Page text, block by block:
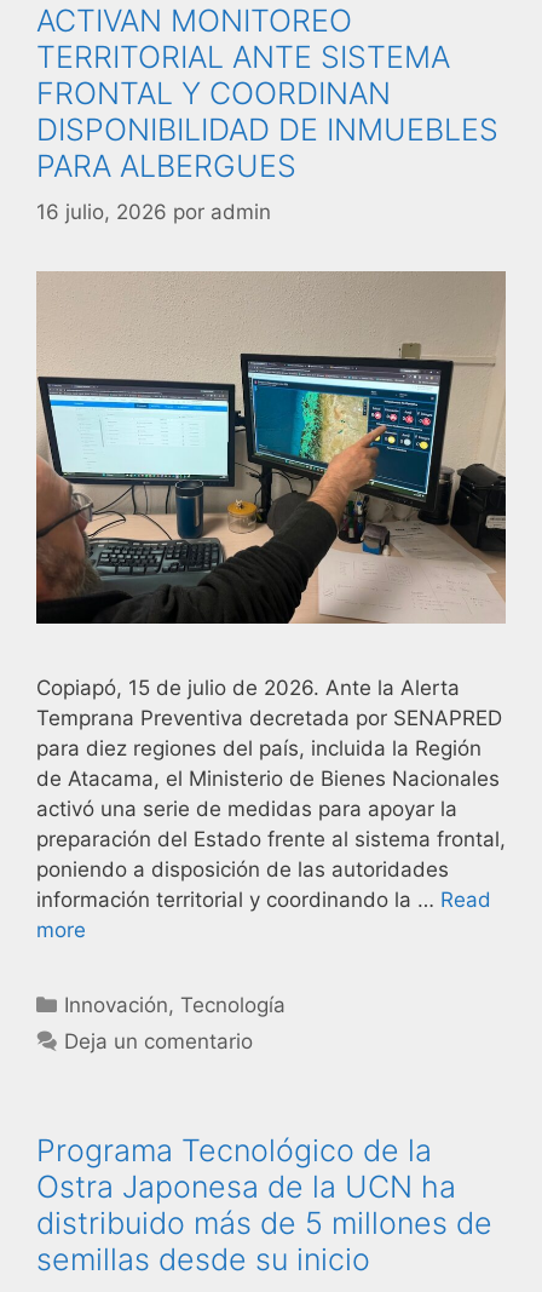
ACTIVAN MONITOREO
TERRITORIAL ANTE SISTEMA
FRONTAL Y COORDINAN
DISPONIBILIDAD DE INMUEBLES
PARA ALBERGUES
16 julio, 2026 por admin
Copiapó, 15 de julio de 2026. Ante la Alerta
Temprana Preventiva decretada por SENAPRED
para diez regiones del país, incluida la Región
de Atacama, el Ministerio de Bienes Nacionales
activó una serie de medidas para apoyar la
preparación del Estado frente al sistema frontal,
poniendo a disposición de las autoridades
información territorial y coordinando la … Read
more
Innovación,Tecnología
Deja un comentario
Programa Tecnológico de la
Ostra Japonesa de la UCN ha
distribuido más de 5 millones de
semillas desde su inicio